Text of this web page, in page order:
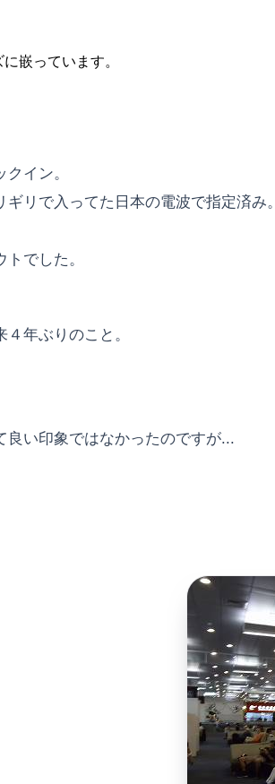
嵌っています。
イン。
リで入ってた日本の電波で指定済み。
でした。
年ぶりのこと。
良い印象ではなかったのですが...